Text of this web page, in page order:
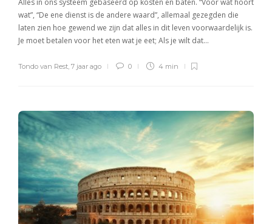
Alles in ons systeem gebaseerd op kosten en baten. “Voor wat hoort
wat”, “De ene dienst is de andere waard”, allemaal gezegden die
laten zien hoe gewend we zijn dat alles in dit leven voorwaardelijk is.
Je moet betalen voor het eten wat je eet; Als je wilt dat…
Tondo van Rest, 7 jaar ago 0 4 min